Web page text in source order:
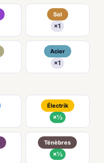
Sol
×1
Acier
×1
Électrik
×½
Ténèbres
×½